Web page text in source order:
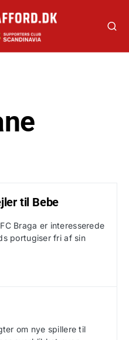
til Bebe
Braga er interesserede
portugiser fri af sin
om nye spillere til